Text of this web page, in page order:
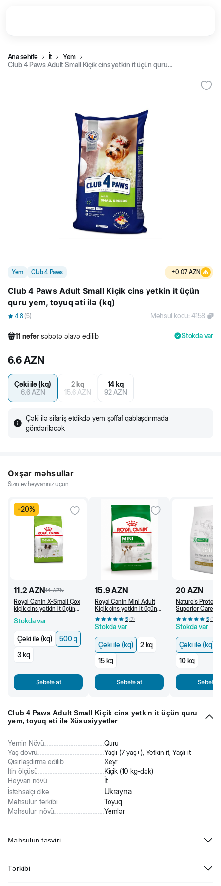
Ana səhifə İt
Yem
Club 4 Paws Adult Small Kiçik cins yetkin it üçün quru yem, toyuq əti ilə (kq)
Yem Club 4 Paws +0.07 AZN
Club 4 Paws Adult Small Kiçik cins yetkin it üçün
quru yem, toyuq əti ilə (kq)
4.8 (5) Məhsul kodu:4158
11 nəfər səbətə əlavə edilib
95 nəfər
Stokda var
6.6AZN
Çəki ilə (kq)
6.6 AZN
2 kq
15.6 AZN
14 kq
92AZN
Çəki ilə sifariş etdikdə yem şəffaf qablaşdırmada
göndəriləcək
Oxşar məhsullar
Sizin ev heyvanınız üçün
-20%
11.2 AZN14 AZN
Royal Canin X-Small Çox
kiçik cins yetkin it üçün
Stokda var
Çəki ilə (kq)
500 q
3 kq
Səbətə at
15.9AZN
Royal Canin Mini Adult
Kiçik cins yetkin it üçün
quru yem, 10 aydan (kq)
5(7)
Stokda var
Çəki ilə (kq)
2 kq
15 kq
Səbətə at
20 AZN
Nature's
Superior Care
kiçik cins ağ
dənsiz, quzu əti
5(10
Stokda var
Çəki ilə (kq)
10 kq
Səbətə
Club 4 Paws Adult Small Kiçik cins yetkin it üçün quru
yem, toyuq əti ilə Xüsusiyyətlər
Yemin Növü
Quru
Yaş dövrü
Yaşlı (7 yaş+), Yetkin it, Yaşlı it
Qısırlaşdırma edilib
Xeyr
İtin ölçüsü
Kiçik (10 kg-dək)
Heyvan növü
İt
İstehsalçı ölkə
Ukrayna
Məhsulun tərkibi
Toyuq
Məhsulun növü
Yemlər
Məhsulun təsviri
ilə. Tam balanslaşdırılmış rasionun tərkibində birinci yerdə ət vardıq,
Tərkibi